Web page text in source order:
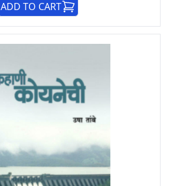
ADD TO CART